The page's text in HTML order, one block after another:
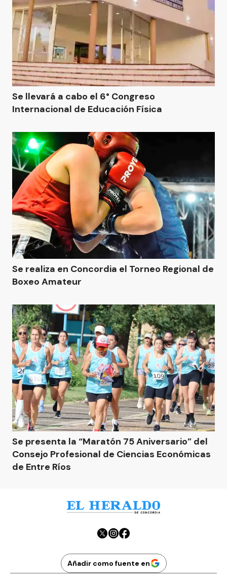
Se llevará a cabo el 6° Congreso
Internacional de Educación Física
Se realiza en Concordia el Torneo Regional de
Boxeo Amateur
Se presenta la “Maratón 75 Aniversario” del
Consejo Profesional de Ciencias Económicas
de Entre Ríos
Añadir como fuente en